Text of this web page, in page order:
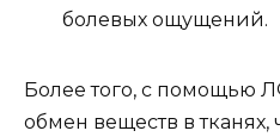
болевых ощущений.
Более того, с помощью
обмен веществ в тканях,